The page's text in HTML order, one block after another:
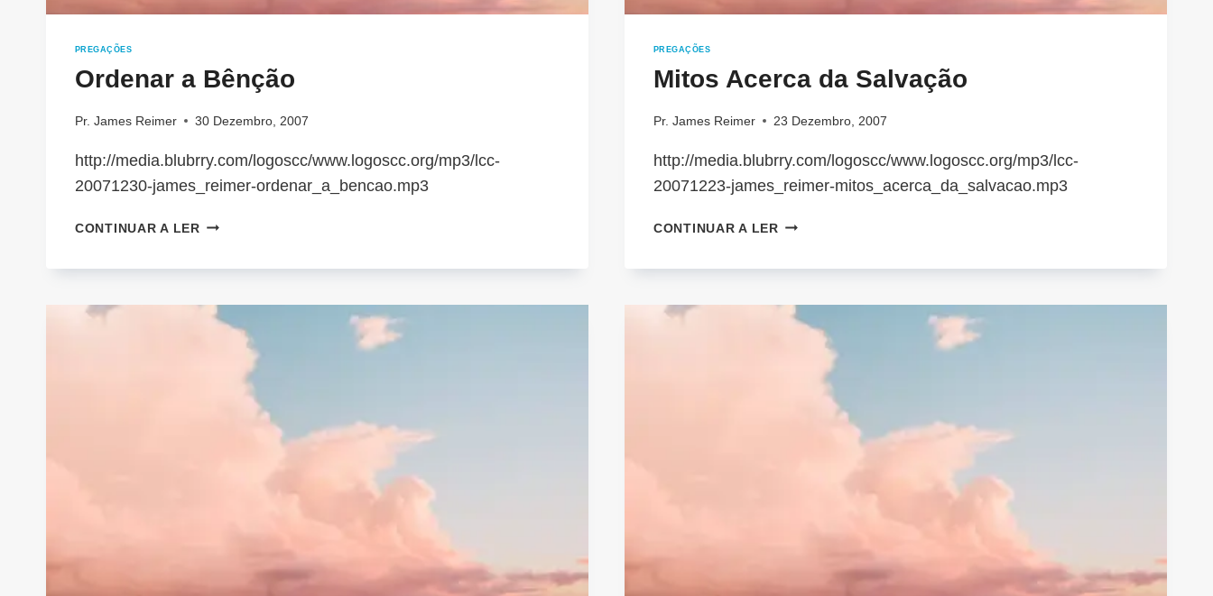
PREGAÇÕES
Ordenar a Bênção
Pr. James Reimer 30 Dezembro, 2007
http://media.blubrry.com/logoscc/www.logoscc.org/mp3/lcc-
20071230-james_reimer-ordenar_a_bencao.mp3
CONTINUAR A LERORDENAR
PREGAÇÕES
Mitos Acerca da Salvação
Pr. James Reimer 23 Dezembro, 2007
http://media.blubrry.com/logoscc/www.logoscc.org/mp3/lcc-
20071223-james_reimer-mitos_acerca_da_salvacao.mp3
CONTINUAR A LERMITOS